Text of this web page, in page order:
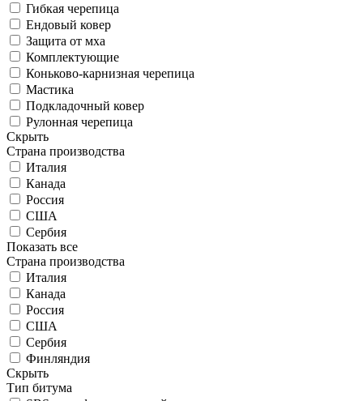
Гибкая черепица
Ендовый ковер
Защита от мха
Комплектующие
Коньково-карнизная черепица
Мастика
Подкладочный ковер
Рулонная черепица
Скрыть
Страна производства
Италия
Канада
Россия
США
Сербия
Показать все
Страна производства
Италия
Канада
Россия
США
Сербия
Финляндия
Скрыть
Тип битума